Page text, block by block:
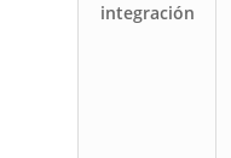
integración